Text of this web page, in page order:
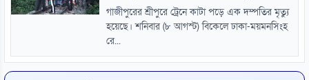
গাজীপুরের শ্রীপুরে ট্রেনে কাটা পড়ে এক দম্পতির মৃত্যু
হয়েছে। শনিবার (৮ আগস্ট) বিকেলে ঢাকা-ময়মনসিংহ
রে...